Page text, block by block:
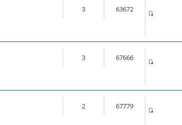
3 63672
3 67666
2 67779